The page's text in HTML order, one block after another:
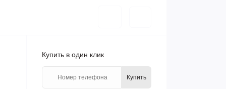
Купить в один клик
Купить